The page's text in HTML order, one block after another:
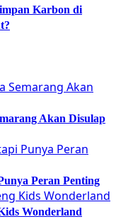
Karbon di
Akan Disulap
Peran Penting
Wonderland